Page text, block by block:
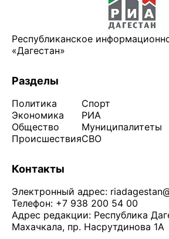
Республиканское
«Дагестан»
Разделы
Политика
Экономика
Общество
Происшествия
Спорт
РИА
Муниципалитеты
СВО
Контакты
Электронный адрес:
Телефон: +7 938 200 54 00
Адрес редакции: Республика
Махачкала, пр. Насрутдинова 1А